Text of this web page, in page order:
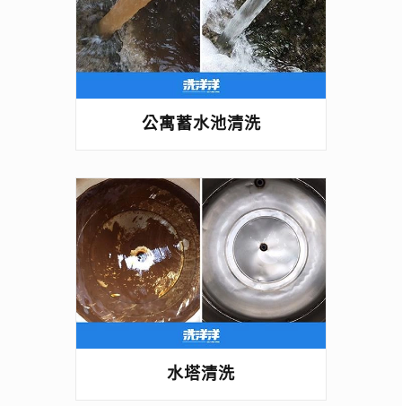
公寓蓄水池清洗
水塔清洗